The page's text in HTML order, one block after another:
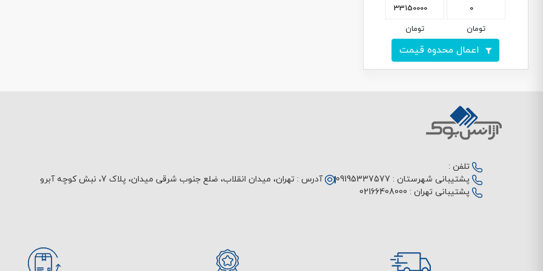
تومان تومان
اعمال محدوه قیمت
تلفن :
پشتیبانی شهرستان : 09195337577
پشتیبانی تهران : 02166408000
آدرس : تهران، میدان انقلاب، ضلع جنوب شرقی میدان، پلاک 7، نبش کوچه آبرو